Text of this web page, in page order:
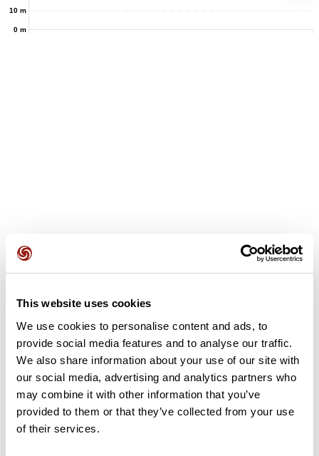
This website uses cookies
We use cookies to personalise content and ads, to
provide social media features and to analyse our traffic.
We also share information about your use of our site with
our social media, advertising and analytics partners who
may combine it with other information that you’ve
provided to them or that they’ve collected from your use
of their services.
0 m
10 m
Recensioni degli utenti
Questo percorso non contiene ancora alcuna recensione.
L'hai già effettuato? Sii il primo a inviare una recensione!
Aggiungi una recensione